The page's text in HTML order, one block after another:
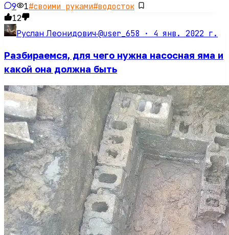
9 1#своими руками#водосток
12
Руслан Леонидович·@user_658 · 4 янв. 2022 г.
Разбираемся, для чего нужна насосная яма и
какой она должна быть